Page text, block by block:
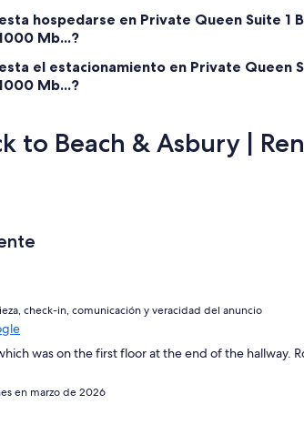
hospedarse en Private Queen Suite 1
Mb...?
el estacionamiento en Private Queen
Mb...?
to Beach & Asbury |
check-in, comunicación y veracidad del anuncio
was on the first floor at the end of the hallway.
en marzo de 2026